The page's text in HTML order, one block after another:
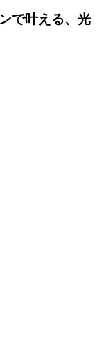
で叶える、光